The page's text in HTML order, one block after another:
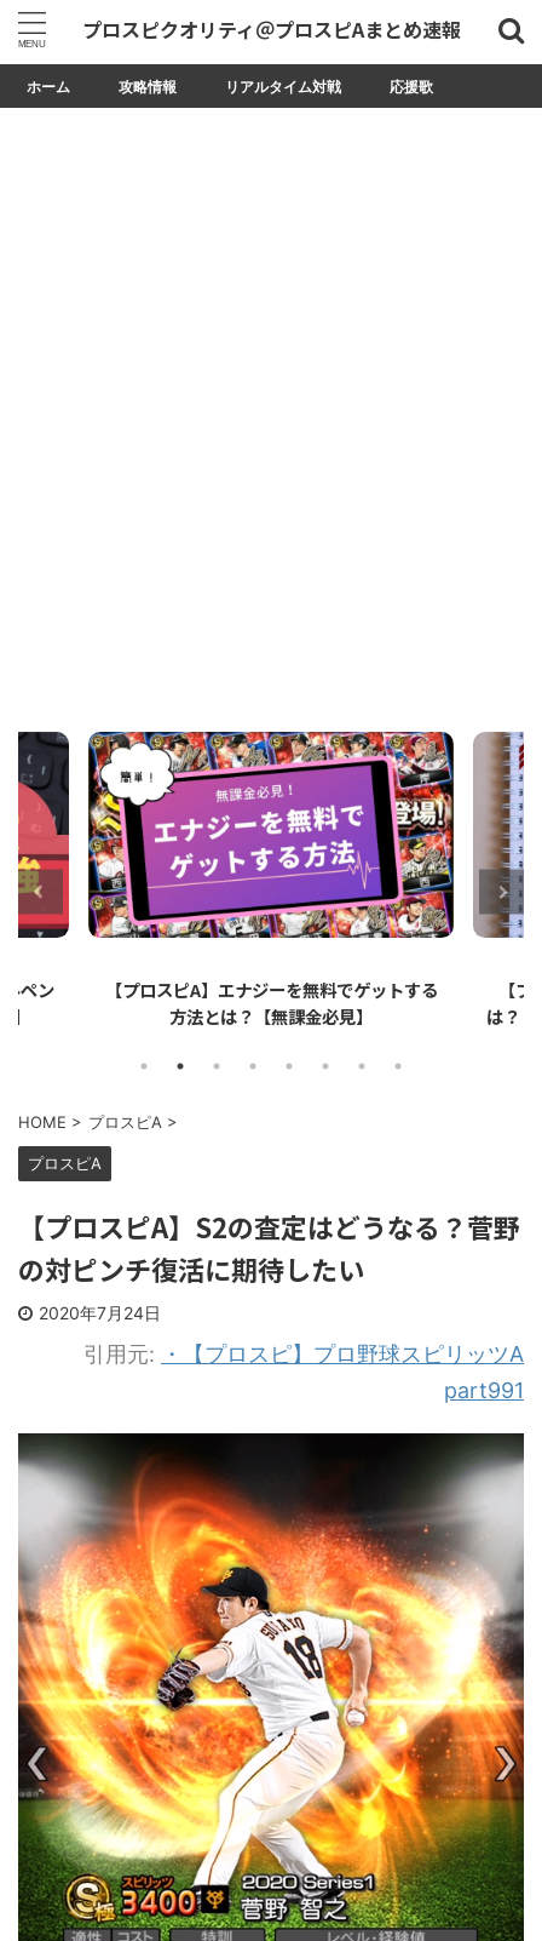
プロスピクオリティ＠プロスピAまとめ速報
ホーム 攻略情報 リアルタイム対戦 応援歌
する
【プロスピA】ペーパーライクフィルムと
は？リアタイでのメリット・デメリットを解
【
HOME > プロスピA
【プロスピA】S2の査定はどうなる？菅野
の対ピンチ復活に期待したい
・【プロスピ】プロ野球スピリッツA